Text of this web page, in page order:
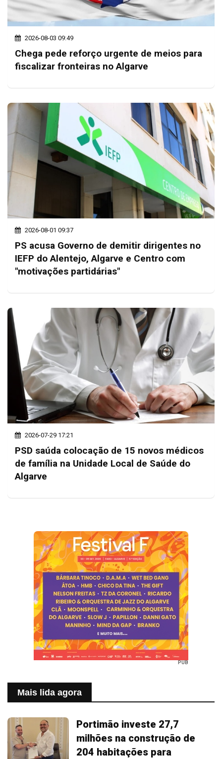
2026-08-03 09:49
Chega pede reforço urgente de meios para
fiscalizar fronteiras no Algarve
2026-08-01 09:37
PS acusa Governo de demitir dirigentes no
IEFP do Alentejo, Algarve e Centro com
"motivações partidárias"
2026-07-29 17:21
PSD saúda colocação de 15 novos médicos
de família na Unidade Local de Saúde do
Algarve
PUB
Mais lida agora
Portimão investe 27,7
milhões na construção de
204 habitações para